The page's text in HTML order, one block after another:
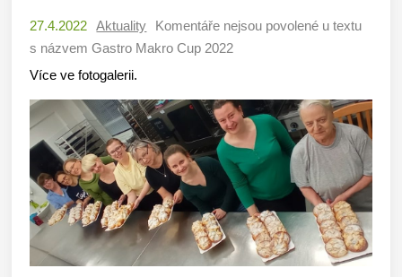
27.4.2022 Aktuality Komentáře nejsou povolené u textu
s názvem Gastro Makro Cup 2022
Více ve fotogalerii.